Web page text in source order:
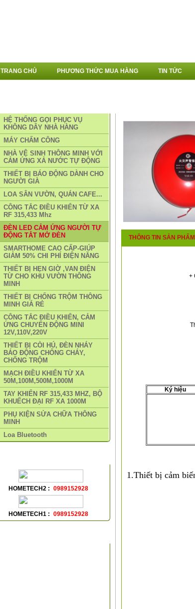
TRANG CHỦ PHƯƠNG THỨC MUA HÀNG TIN TỨC
HỆ THỐNG GỌI PHỤC VỤ
KHÔNG DÂY NHÀ HÀNG
MÁY CHẤM CÔNG
NHÀ VỆ SINH THÔNG MINH VỚI
CẢM ỨNG XẢ NƯỚC TỰ ĐỘNG
THIẾT BỊ BÁO ĐỘNG DÀNH CHO
NGƯỜI GIÀ
LOA SÂN VƯỜN, QUÁN CAFE...
CÔNG TẮC ĐIỀU KHIỂN TỪ XA
RF 315,433 Mhz
ĐÈN LED CẢM ỨNG NGƯỜI TỰ
ĐỘNG TẮT MỞ ĐÈN
SMARTHOME CAO CẤP-GIÚP
GIẢM 50% CHI PHÍ ĐIỆN NĂNG
THIẾT BỊ HẸN GIỜ ,VAN ĐIỆN
TỪ CHO KHU VƯỜN THÔNG
MINH
THIẾT BỊ CHỐNG TRỘM THÔNG
MINH GIÁ RẺ
CÔNG TẮC ĐIỀU KHIỂN, CẢM
ỨNG CHUYỂN ĐỘNG MINI
12V,110V,220V
THIẾT BỊ CÒI HÚ, ĐÈN NHÁY
BÁO ĐỘNG CHỐNG CHÁY,
CHỐNG TRỘM
MẠCH ĐIỀU KHIỂN TỪ XA
50M,100M,500M,1000M
TAY KHIỂN RF 315,433 MHZ, BỘ
KHUẾCH ĐẠI RF XA 1000M
PHỤ KIỆN SỬA CHỮA THÔNG
MINH
Loa Bluetooth
HOMETECH2 : 0989152928
HOMETECH1 : 0989152928
THÔNG TIN SẢN PHẨM
+
Ký hiệu
1.Thiết bị cảm